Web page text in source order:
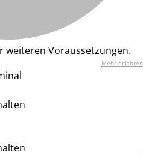
weiteren Voraussetzungen.
Mehr erfahren